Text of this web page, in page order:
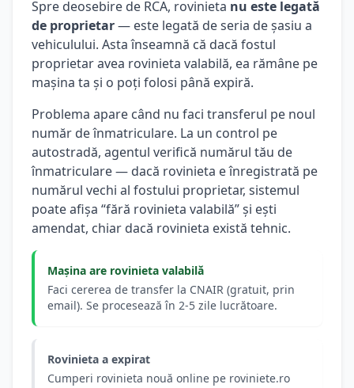
Spre deosebire de RCA, rovinieta nu este legată
de proprietar— este legată de seria de șasiu a
vehiculului. Asta înseamnă că dacă fostul
proprietar avea rovinieta valabilă, ea rămâne pe
mașina ta și o poți folosi până expiră.
Problema apare când nu faci transferul pe noul
număr de înmatriculare. La un control pe
autostradă, agentul verifică numărul tău de
înmatriculare — dacă rovinieta e înregistrată pe
numărul vechi al fostului proprietar, sistemul
poate afișa “fără rovinieta valabilă” și ești
amendat, chiar dacă rovinieta există tehnic.
Mașina are rovinieta valabilă
Faci cererea de transfer la CNAIR (gratuit, prin
email). Se procesează în 2-5 zile lucrătoare.
Rovinieta a expirat
Cumperi rovinieta nouă online pe roviniete.ro